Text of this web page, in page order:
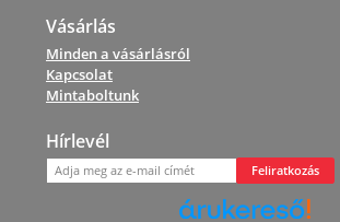
Vásárlás
Minden a vásárlásról
Kapcsolat
Mintaboltunk
Hírlevél
Feliratkozás